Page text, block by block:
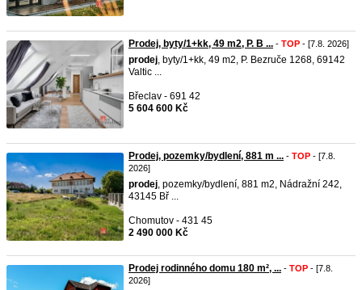
Prodej, byty/1+kk, 49 m2, P. B ... - TOP - [7.8. 2026]
prodej, byty/1+kk, 49 m2, P. Bezruče 1268, 69142
Valtic ...
Břeclav - 691 42
5 604 600 Kč
Prodej, pozemky/bydlení, 881 m ... - TOP - [7.8.
2026]
prodej, pozemky/bydlení, 881 m2, Nádražní 242,
43145 Bř ...
Chomutov - 431 45
2 490 000 Kč
Prodej rodinného domu 180 m², ... - TOP - [7.8.
2026]